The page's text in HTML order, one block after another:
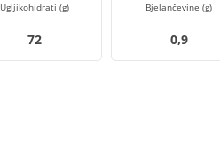
Ugljikohidrati (g)
72
Bjelančevine (g)
0,9